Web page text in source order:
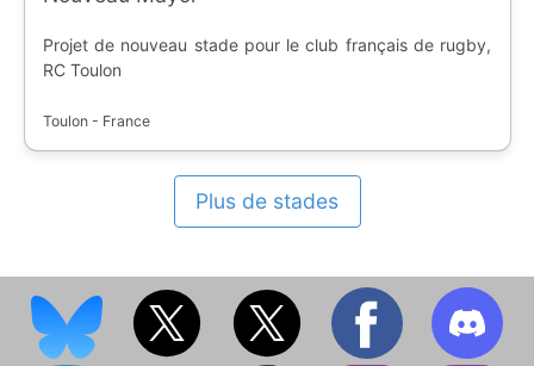
Projet de nouveau stade pour le club français de rugby,
RC Toulon
Toulon - France
Plus de stades